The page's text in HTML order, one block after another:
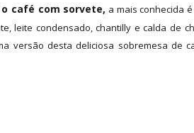
café com sorvete, a mais conhecida
leite condensado, chantilly e calda de
versão desta deliciosa sobremesa de